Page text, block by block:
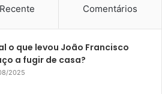
Recente Comentários
o que levou João Francisco
a fugir de casa?
2025